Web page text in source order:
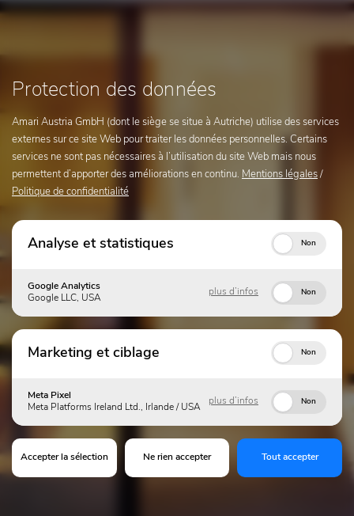
Protection des données
Amari Austria GmbH (dont le siège se situe à Autriche) utilise des services
externes sur ce site Web pour traiter les données personnelles. Certains
services ne sont pas nécessaires à l’utilisation du site Web mais nous
permettent d’apporter des améliorations en continu. Mentions légales /
Politique de confidentialité
Analyse et statistiques Non
Google Analytics
Google LLC, USA
plus d’infos Non
Marketing et ciblage Non
Meta Pixel
Meta Platforms Ireland Ltd., Irlande / USA
plus d’infos Non
Accepter la sélection Ne rien accepter Tout accepter